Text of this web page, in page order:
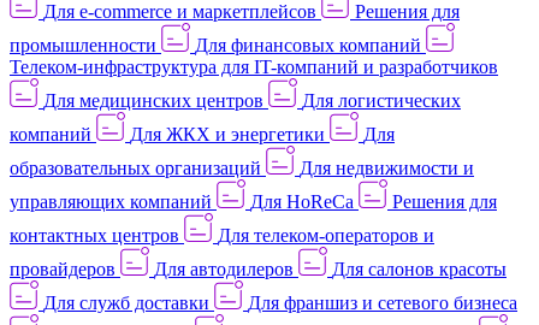
Для e-commerce и маркетплейсов
Решения для
промышленности
Для финансовых компаний
Телеком-инфраструктура для IT-компаний и разработчиков
Для медицинских центров
Для логистических
компаний
Для ЖКХ и энергетики
Для
образовательных организаций
Для недвижимости и
управляющих компаний
Для HoReCa
Решения для
контактных центров
Для телеком-операторов и
провайдеров
Для автодилеров
Для салонов красоты
Для служб доставки
Для франшиз и сетевого бизнеса